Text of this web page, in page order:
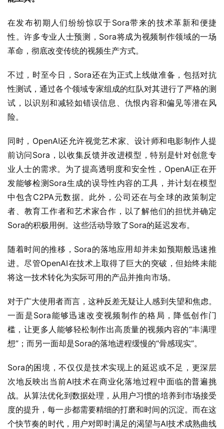
在发布初期人们纷纷惊叹于Sora带来的技术革新和便捷
性。许多专业人士预测，Sora将成为视频制作领域的一场
革命，彻底改变传统的视频生产方式。
不过，时至今日，Sora还在为正式上线做准备，包括对抗
性测试，通过各个领域专家组成的红队对其进行了严格的测
试，以识别和减轻如错误信息、仇恨内容和偏见等潜在风
险。
同时，OpenAI还允许视觉艺术家、设计师和电影制作人提
前访问Sora，以收集反馈并改进模型，特别是针对创意专
业人士的需求。为了提高透明度和安全性，OpenAI正在开
发能够检测Sora生成的误导性内容的工具，并计划在模型
中包含C2PA元数据。此外，公司还在与全球的政策制定
者、教育工作者和艺术家合作，以了解他们的担忧并确定
Sora的积极用例。这些活动导致了Sora的延迟发布。
随着时间的推移，Sora的落地应用却并未如预期般迅速推
进。尽管OpenAI在技术上取得了巨大的突破，但始终未能
将这一技术转化为实际可用的产品并推向市场。
对于广大使用者而言，这种反差无疑让人感到失望和焦虑。
一面是Sora能够迅速改变视频制作的格局，降低创作门
槛，让更多人能够轻松制作出高质量的视频内容的“丰满理
想”；而另一面却是Sora的落地进程缓慢的“骨感现实”。
Sora的困境，不仅仅是技术实现上的延迟或不足，更深层
次地反映出当前AI技术在商业化落地过程中面临的普遍挑
战。从算法优化到数据处理，从用户习惯的培养到市场接受
度的提升，每一步都需要精细的打磨和时间的沉淀。而在这
个快节奏的时代，用户对即时满足的渴望与AI技术成熟曲线